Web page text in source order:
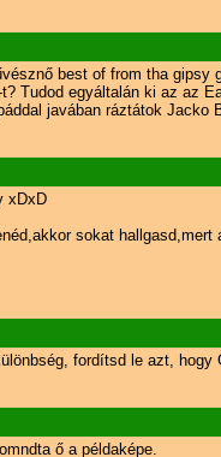
best of from tha
Tudod egyáltalán ki az az
javában ráztátok Jacko
xDxD
sokat hallgasd,mert
fordítsd le azt,
ő a példaképe.